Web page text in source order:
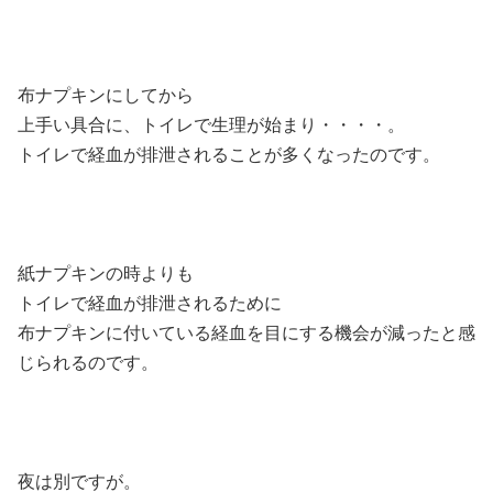
布ナプキンにしてから
上手い具合に、トイレで生理が始まり・・・・。
トイレで経血が排泄されることが多くなったのです。
紙ナプキンの時よりも
トイレで経血が排泄されるために
布ナプキンに付いている経血を目にする機会が減ったと感
じられるのです。
夜は別ですが。